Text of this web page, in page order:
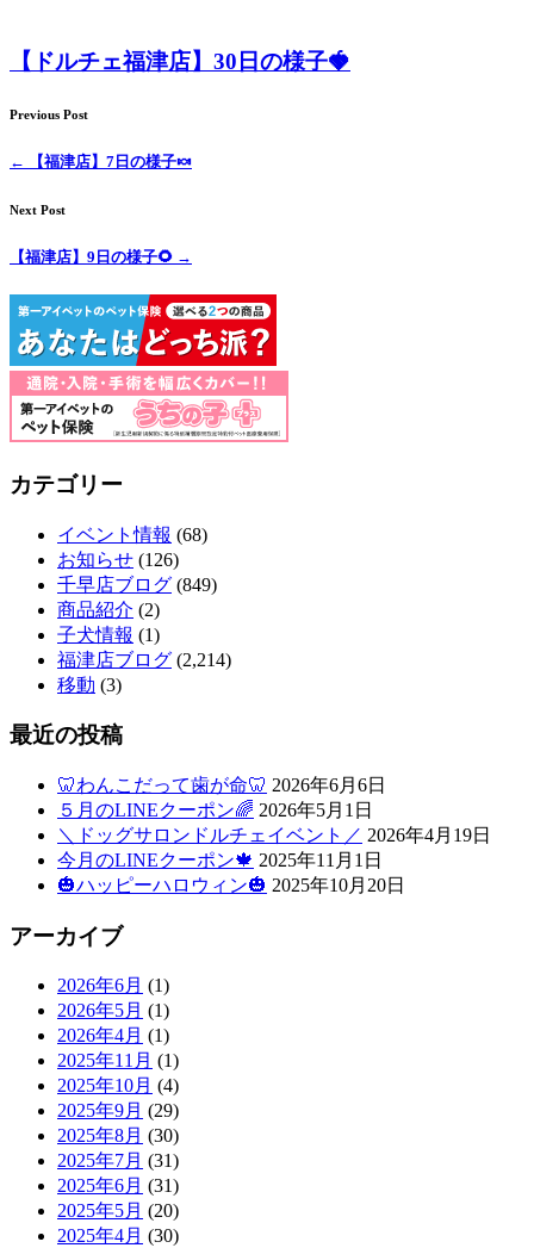
【ドルチェ福津店】30日の様子🍓
Previous Post
← 【福津店】7日の様子🍬
Next Post
【福津店】9日の様子🌻 →
カテゴリー
イベント情報 (68)
お知らせ (126)
千早店ブログ (849)
商品紹介 (2)
子犬情報 (1)
福津店ブログ (2,214)
移動 (3)
最近の投稿
🦷わんこだって歯が命🦷 2026年6月6日
５月のLINEクーポン🌈 2026年5月1日
＼ドッグサロンドルチェイベント／ 2026年4月19日
今月のLINEクーポン🍁 2025年11月1日
🎃ハッピーハロウィン🎃 2025年10月20日
アーカイブ
2026年6月 (1)
2026年5月 (1)
2026年4月 (1)
2025年11月 (1)
2025年10月 (4)
2025年9月 (29)
2025年8月 (30)
2025年7月 (31)
2025年6月 (31)
2025年5月 (20)
2025年4月 (30)